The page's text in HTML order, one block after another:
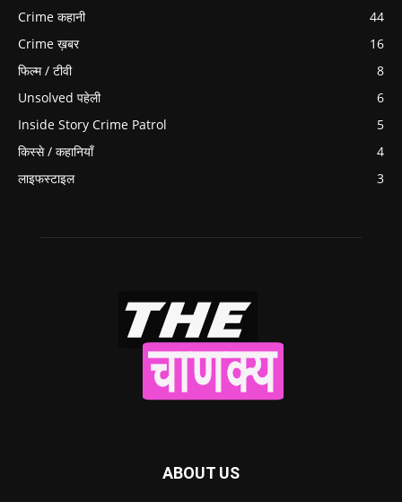
Crime कहानी
44
Crime ख़बर
16
फिल्म / टीवी
8
Unsolved पहेली
6
Inside Story Crime Patrol
5
किस्से / कहानियाँ
4
लाइफस्टाइल
3
ABOUT US